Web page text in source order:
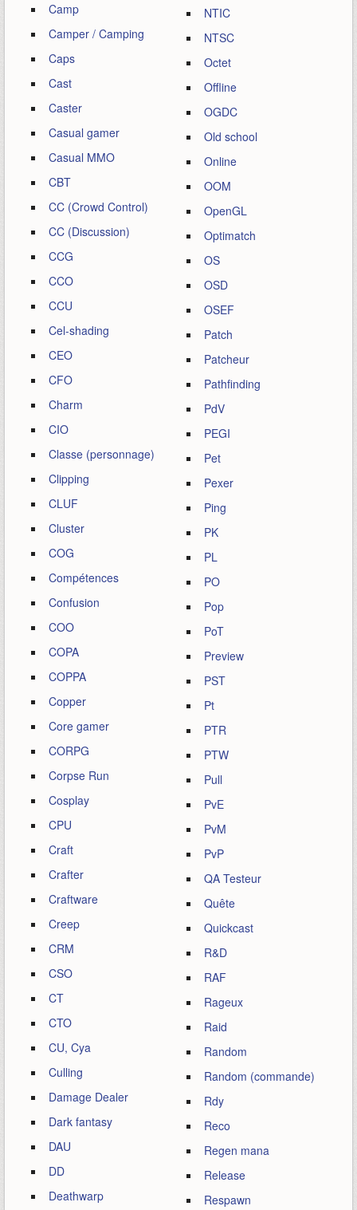
Camp
Camper / Camping
Caps
Cast
Caster
Casual gamer
Casual MMO
CBT
CC (Crowd Control)
CC (Discussion)
CCG
CCO
CCU
Cel-shading
CEO
CFO
Charm
CIO
Classe (personnage)
Clipping
CLUF
Cluster
COG
Compétences
Confusion
COO
COPA
COPPA
Copper
Core gamer
CORPG
Corpse Run
Cosplay
CPU
Craft
Crafter
Craftware
Creep
CRM
CSO
CT
CTO
CU, Cya
Culling
Damage Dealer
Dark fantasy
DAU
DD
Deathwarp
NTIC
NTSC
Octet
Offline
OGDC
Old school
Online
OOM
OpenGL
Optimatch
OS
OSD
OSEF
Patch
Patcheur
Pathfinding
PdV
PEGI
Pet
Pexer
Ping
PK
PL
PO
Pop
PoT
Preview
PST
Pt
PTR
PTW
Pull
PvE
PvM
PvP
QA Testeur
Quête
Quickcast
R&D
RAF
Rageux
Raid
Random
Random (commande)
Rdy
Reco
Regen mana
Release
Respawn